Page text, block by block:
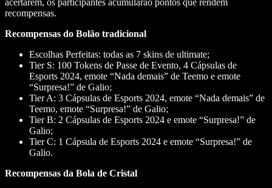
acertarem, os participantes acumularão pontos que rendem
recompensas.
Recompensas do Bolão tradicional
Escolhas Perfeitas: todas as 7 skins de ultimate;
Tier S: 100 Tokens de Passe de Evento, 4 Cápsulas de
Esports 2024, emote “Nada demais” de Teemo e emote
“Surpresa!” de Galio;
Tier A: 3 Cápsulas de Esports 2024, emote “Nada demais” de
Teemo, emote “Surpresa!” de Galio;
Tier B: 2 Cápsulas de Esports 2024 e emote “Surpresa!” de
Galio;
Tier C: 1 Cápsula de Esports 2024 e emote “Surpresa!” de
Galio.
Recompensas da Bola de Cristal